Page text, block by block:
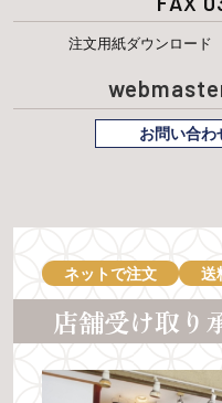
注文用紙ダウンロード
お問い合わ
ネットで注文 送
店舗受け取り